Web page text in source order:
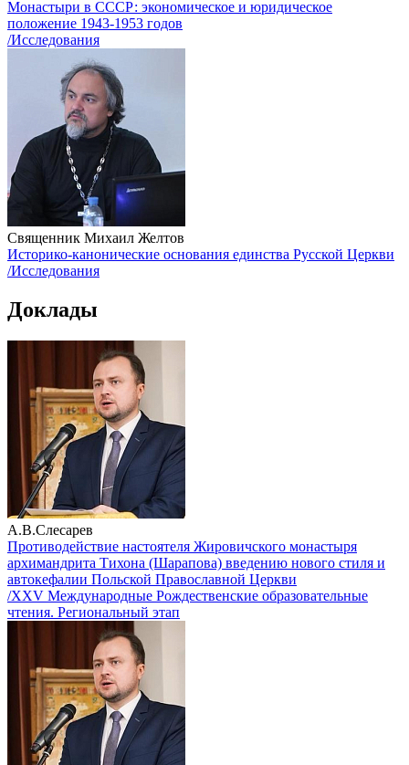
Монастыри в СССР: экономическое и юридическое
положение 1943-1953 годов
/Исследования
Священник Михаил Желтов
Историко-канонические основания единства Русской Церкви
/Исследования
Доклады
А.В.Слесарев
Противодействие настоятеля Жировичского монастыря
архимандрита Тихона (Шарапова) введению нового стиля и
автокефалии Польской Православной Церкви
/XXV Международные Рождественские образовательные
чтения. Региональный этап